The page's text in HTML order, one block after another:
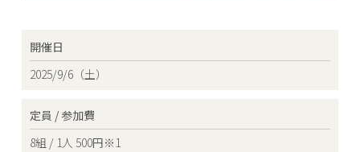
開催日
2025/9/6（土）
定員 / 参加費
8組 / 1人 500円※1